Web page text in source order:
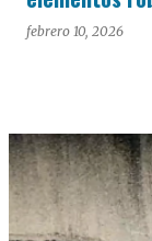
febrero 10, 2026